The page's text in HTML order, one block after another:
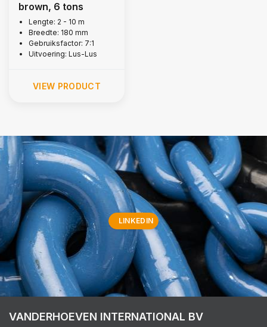
brown, 6 tons
Lengte: 2 - 10 m
Breedte: 180 mm
Gebruiksfactor: 7:1
Uitvoering: Lus-Lus
VIEW PRODUCT
LINKEDIN
VANDERHOEVEN INTERNATIONAL BV